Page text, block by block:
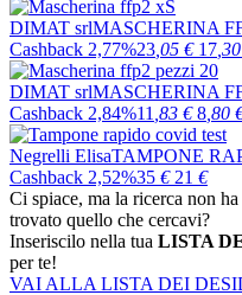
DIMAT srlMASCHERINA
Cashback 2,77%23 ,05 € 17 ,30
DIMAT srlMASCHERINA
Cashback 2,84%11 ,83 € 8 ,80
Negrelli ElisaTAMPONE
Cashback 2,52%35 € 21 €
Ci spiace, ma la ricerca non
trovato quello che cercavi?
Inseriscilo nella tua LISTA
per te!
VAI ALLA LISTA DEI